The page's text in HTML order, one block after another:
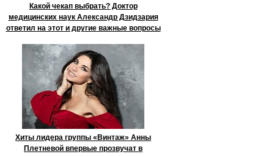
Какой чекап выбрать? Доктор
медицинских наук Александр Дзидзария
ответил на этот и другие важные вопросы
Хиты лидера группы «Винтаж» Анны
Плетневой впервые прозвучат в